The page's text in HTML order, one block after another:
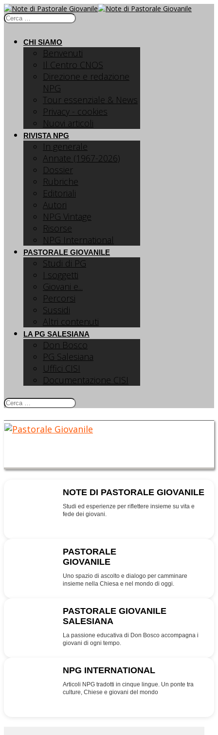
CHI SIAMO
Benvenuti
Il Centro CNOS
Direzione e redazione
NPG
Tour essenziale & News
Privacy - cookies
Nuovi articoli
RIVISTA NPG
In generale
Annate (1967-2026)
Dossier
Rubriche
Editoriali
Autori
NPG Vintage
Risorse
NPG International
PASTORALE GIOVANILE
Studi di PG
I soggetti
Giovani e...
Percorsi
Sussidi
Altri contenuti
LA PG SALESIANA
Don Bosco
PG Salesiana
Uffici CISI
Documentazione CISI
NOTE DI PASTORALE GIOVANILE
Studi ed esperienze per riflettere insieme su vita e
fede dei giovani.
PASTORALE
GIOVANILE
Uno spazio di ascolto e dialogo per camminare
insieme nella Chiesa e nel mondo di oggi.
PASTORALE GIOVANILE
SALESIANA
La passione educativa di Don Bosco accompagna i
giovani di ogni tempo.
NPG INTERNATIONAL
Articoli NPG tradotti in cinque lingue. Un ponte tra
culture, Chiese e giovani del mondo